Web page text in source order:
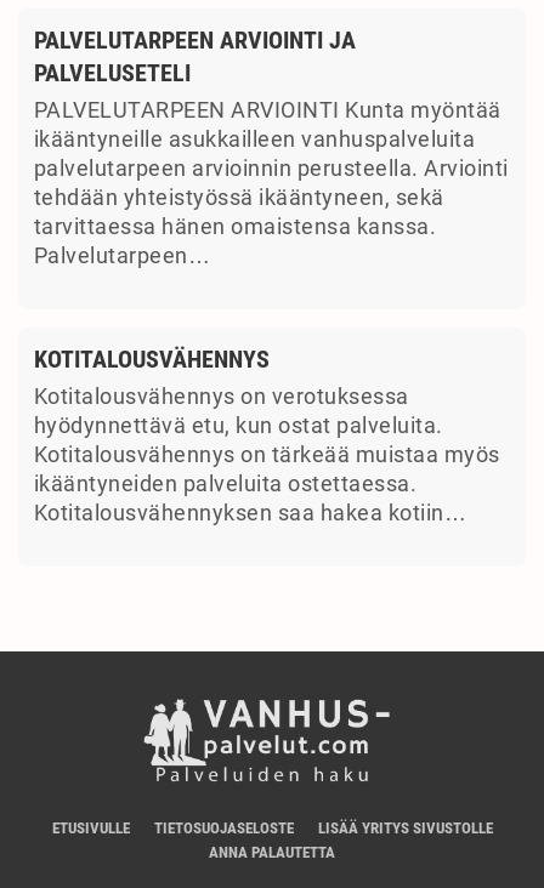
PALVELUTARPEEN ARVIOINTI JA
PALVELUSETELI
PALVELUTARPEEN ARVIOINTI Kunta myöntää
ikääntyneille asukkailleen vanhuspalveluita
palvelutarpeen arvioinnin perusteella. Arviointi
tehdään yhteistyössä ikääntyneen, sekä
tarvittaessa hänen omaistensa kanssa.
Palvelutarpeen…
KOTITALOUSVÄHENNYS
Kotitalousvähennys on verotuksessa
hyödynnettävä etu, kun ostat palveluita.
Kotitalousvähennys on tärkeää muistaa myös
ikääntyneiden palveluita ostettaessa.
Kotitalousvähennyksen saa hakea kotiin…
ETUSIVULLE TIETOSUOJASELOSTE
LISÄÄ YRITYS SIVUSTOLLE
ANNA PALAUTETTA